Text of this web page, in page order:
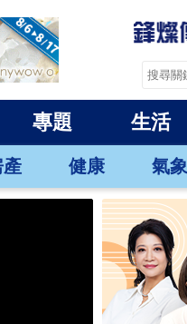
專題 生活
產 健康 氣象